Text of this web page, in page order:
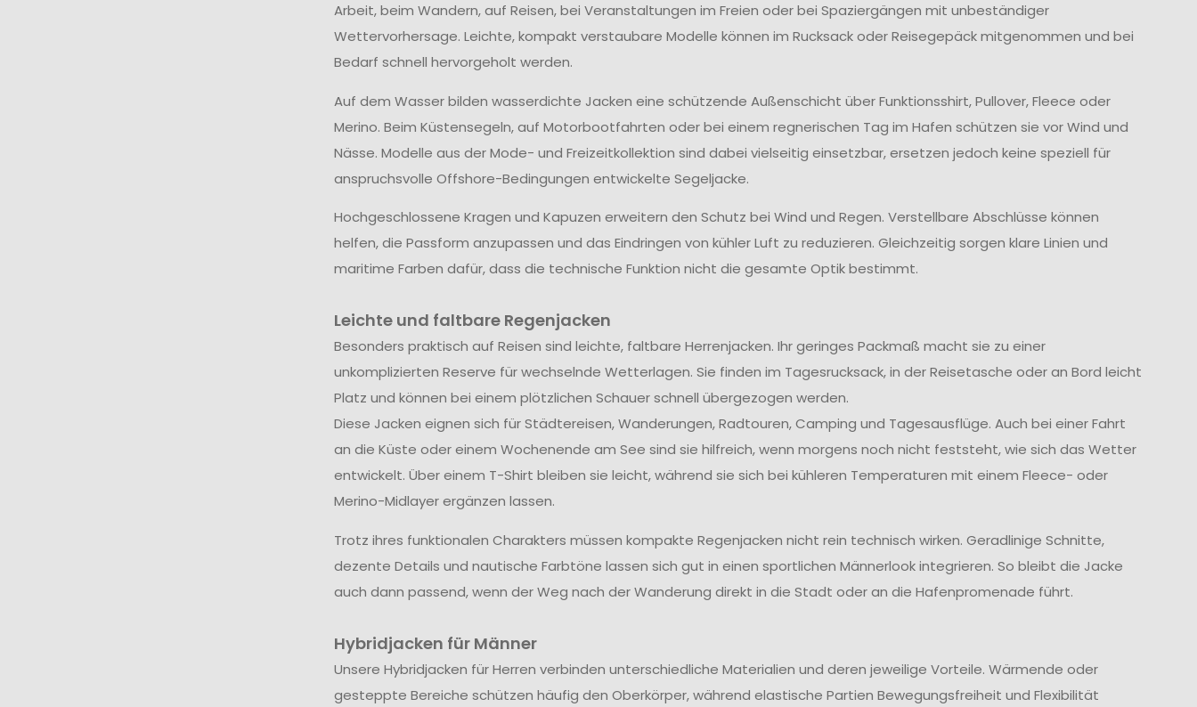
Arbeit, beim Wandern, auf Reisen, bei Veranstaltungen im Freien oder bei Spaziergängen mit unbeständiger
Wettervorhersage. Leichte, kompakt verstaubare Modelle können im Rucksack oder Reisegepäck mitgenommen und bei
Bedarf schnell hervorgeholt werden.
Auf dem Wasser bilden wasserdichte Jacken eine schützende Außenschicht über Funktionsshirt, Pullover, Fleece oder
Merino. Beim Küstensegeln, auf Motorbootfahrten oder bei einem regnerischen Tag im Hafen schützen sie vor Wind und
Nässe. Modelle aus der Mode- und Freizeitkollektion sind dabei vielseitig einsetzbar, ersetzen jedoch keine speziell für
anspruchsvolle Offshore-Bedingungen entwickelte Segeljacke.
Hochgeschlossene Kragen und Kapuzen erweitern den Schutz bei Wind und Regen. Verstellbare Abschlüsse können
helfen, die Passform anzupassen und das Eindringen von kühler Luft zu reduzieren. Gleichzeitig sorgen klare Linien und
maritime Farben dafür, dass die technische Funktion nicht die gesamte Optik bestimmt.
Leichte und faltbare Regenjacken
Besonders praktisch auf Reisen sind leichte, faltbare Herrenjacken. Ihr geringes Packmaß macht sie zu einer
unkomplizierten Reserve für wechselnde Wetterlagen. Sie finden im Tagesrucksack, in der Reisetasche oder an Bord leicht
Platz und können bei einem plötzlichen Schauer schnell übergezogen werden.
Diese Jacken eignen sich für Städtereisen, Wanderungen, Radtouren, Camping und Tagesausflüge. Auch bei einer Fahrt
an die Küste oder einem Wochenende am See sind sie hilfreich, wenn morgens noch nicht feststeht, wie sich das Wetter
entwickelt. Über einem T-Shirt bleiben sie leicht, während sie sich bei kühleren Temperaturen mit einem Fleece- oder
Merino-Midlayer ergänzen lassen.
Trotz ihres funktionalen Charakters müssen kompakte Regenjacken nicht rein technisch wirken. Geradlinige Schnitte,
dezente Details und nautische Farbtöne lassen sich gut in einen sportlichen Männerlook integrieren. So bleibt die Jacke
auch dann passend, wenn der Weg nach der Wanderung direkt in die Stadt oder an die Hafenpromenade führt.
Hybridjacken für Männer
Unsere Hybridjacken für Herren verbinden unterschiedliche Materialien und deren jeweilige Vorteile. Wärmende oder
gesteppte Bereiche schützen häufig den Oberkörper, während elastische Partien Bewegungsfreiheit und Flexibilität